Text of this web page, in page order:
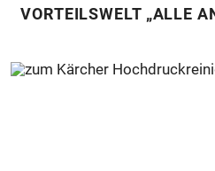
VORTEILSWELT „ALLE